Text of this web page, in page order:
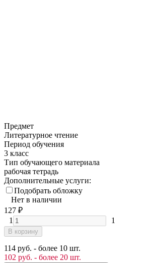
Предмет
Литературное чтение
Период обучения
3 класс
Тип обучающего материала
рабочая тетрадь
Дополнительные услуги:
Подобрать обложку
Нет в наличии
127 ₽
1
1
В корзину
114 руб. - более 10 шт.
102 руб. - более 20 шт.